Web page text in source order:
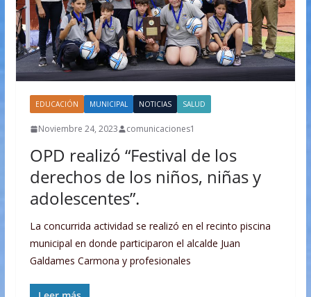
EDUCACIÓN MUNICIPAL NOTICIAS SALUD
Noviembre 24, 2023 comunicaciones1
OPD realizó “Festival de los
derechos de los niños, niñas y
adolescentes”.
La concurrida actividad se realizó en el recinto piscina
municipal en donde participaron el alcalde Juan
Galdames Carmona y profesionales